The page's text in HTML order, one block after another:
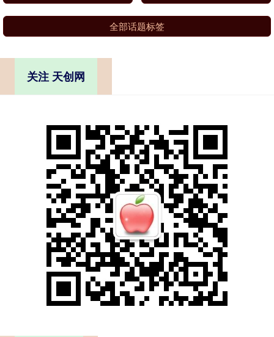
全部话题标签
关注 天创网